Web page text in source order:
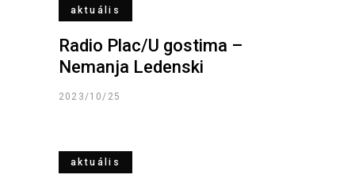
aktuális
Radio Plac/U gostima –
Nemanja Ledenski
2023/10/25
aktuális